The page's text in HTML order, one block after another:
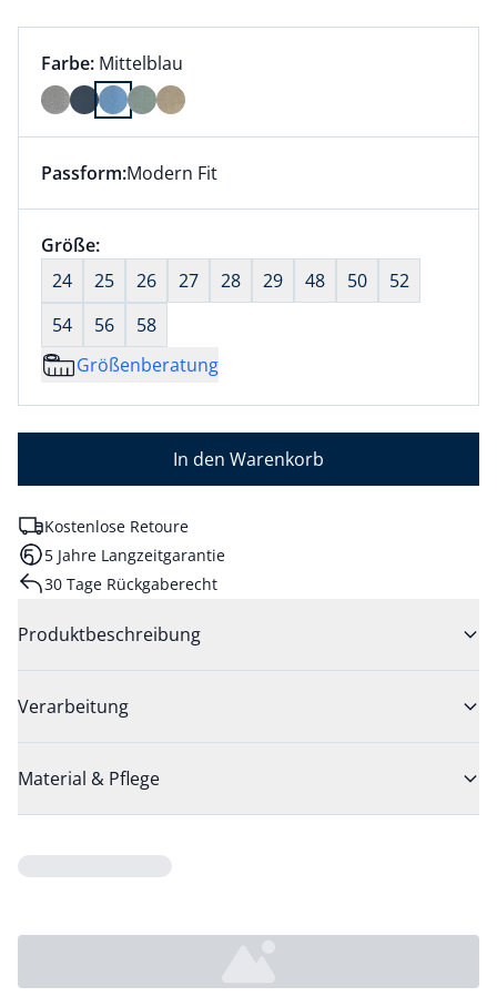
Farbauswahl:
Farbe: aktuell ausgewählt:
Mittelblau
Farbe Mittelblau ausgewählt
Dieser Artikel hat die Passform Modern Fit. für
Passform:Modern Fit
Größenauswahl:
Größe:nichts ausgewählt
24
25 26 27 28 29 48 50
52
54
56
58
Größenberatung
In den Warenkorb
Kostenlose Retoure
5 Jahre Langzeitgarantie
30 Tage Rückgaberecht
Produktbeschreibung
Verarbeitung
Material & Pflege